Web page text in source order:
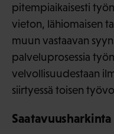
pitempiaikaisesti
vieton, lähiomaisen
muun vastaavan
palveluprosessia
velvollisuudestaan
siirtyessä toisen
Saatavuusharkinta